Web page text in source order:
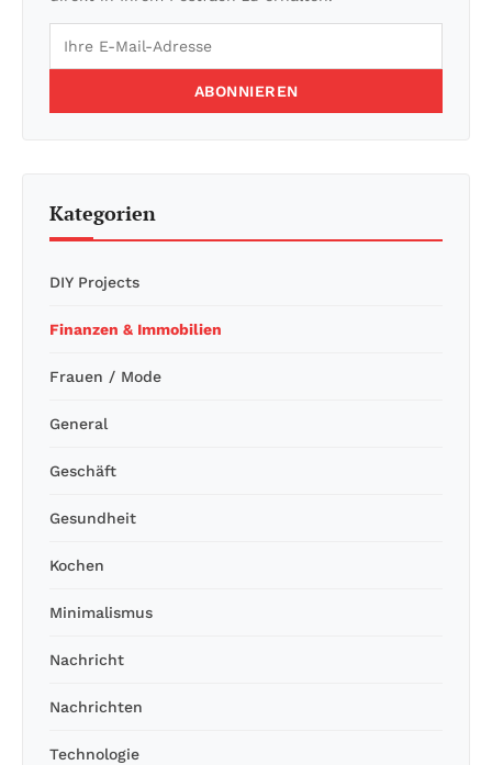
ABONNIEREN
Kategorien
DIY Projects
Finanzen & Immobilien
Frauen / Mode
General
Geschäft
Gesundheit
Kochen
Minimalismus
Nachricht
Nachrichten
Technologie